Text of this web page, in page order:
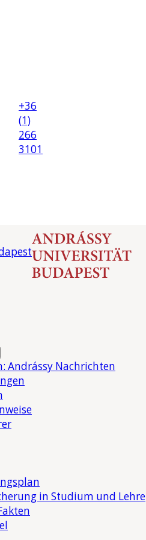
+36
(1)
266
3101
Andrássy Nachrichten
in Studium und Lehre